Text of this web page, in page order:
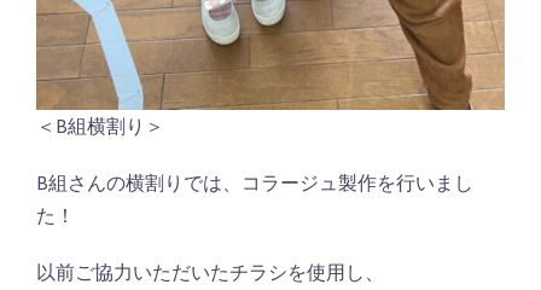
＜B組横割り＞
B組さんの横割りでは、コラージュ製作を行いまし
た！
以前ご協力いただいたチラシを使用し、